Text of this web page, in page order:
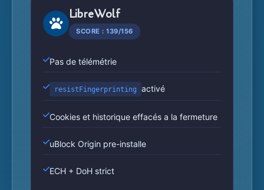
LibreWolf
SCORE : 139/156
Pas de télémétrie
resistFingerprinting activé
Cookies et historique effacés a la fermeture
uBlock Origin pre-installe
ECH + DoH strict